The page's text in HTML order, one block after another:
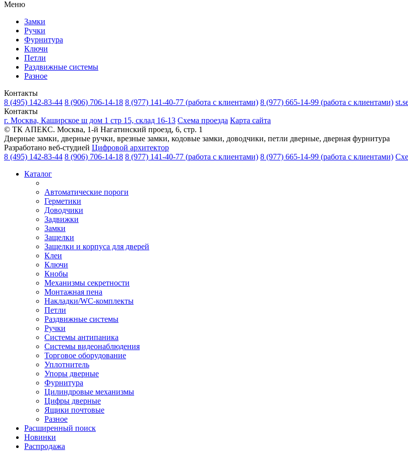
Меню
Замки
Ручки
Фурнитура
Ключи
Петли
Раздвижные системы
Разное
Контакты
8 (495) 142-83-44 8 (906) 706-14-18 8 (977) 141-40-77 (работа с клиентами) 8 (977) 665-14-99 (работа с клиентами)
Контакты
г. Москва, Каширское ш дом 1 стр 15, склад 16-13 Схема проезда Карта сайта
© ТК АПЕКС. Москва, 1-й Нагатинский проезд, 6, стр. 1
Дверные замки, дверные ручки, врезные замки, кодовые замки, доводчики, петли дверные, дверная фурнитура
Разработано веб-студией Цифровой архитектор
8 (495) 142-83-44 8 (906) 706-14-18 8 (977) 141-40-77 (работа с клиентами) 8 (977) 665-14-99 (работа с клиентами)
Каталог
Автоматические пороги
Герметики
Доводчики
Задвижки
Замки
Защелки
Защелки и корпуса для дверей
Клеи
Ключи
Кнобы
Механизмы секретности
Монтажная пена
Накладки/WC-комплекты
Петли
Раздвижные системы
Ручки
Системы антипаника
Системы видеонаблюдения
Торговое оборудование
Уплотнитель
Упоры дверные
Фурнитура
Цилиндровые механизмы
Цифры дверные
Ящики почтовые
Разное
Расширенный поиск
Новинки
Распродажа